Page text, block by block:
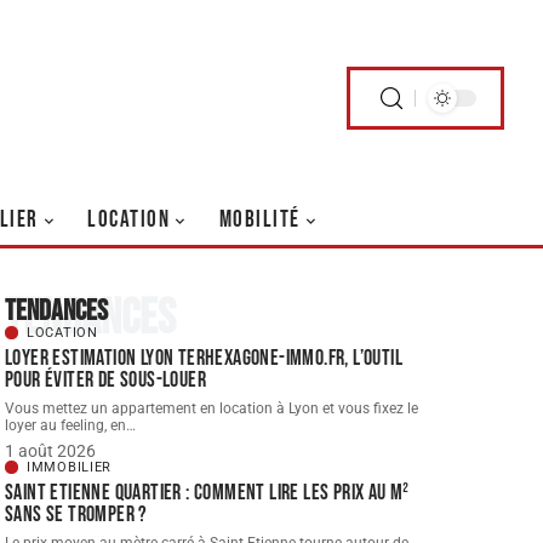
LOCATION MOBILITÉ
Tendances
Tendances
LOCATION
Loyer estimation Lyon terhexagone-immo.fr, l’outil
pour éviter de sous-louer
Vous mettez un appartement en location à Lyon et vous fixez le
loyer au feeling, en…
1 août 2026
IMMOBILIER
Saint Etienne quartier : comment lire les prix au m²
sans se tromper ?